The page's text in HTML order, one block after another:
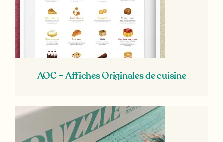
AOC – Affiches Originales de cuisine